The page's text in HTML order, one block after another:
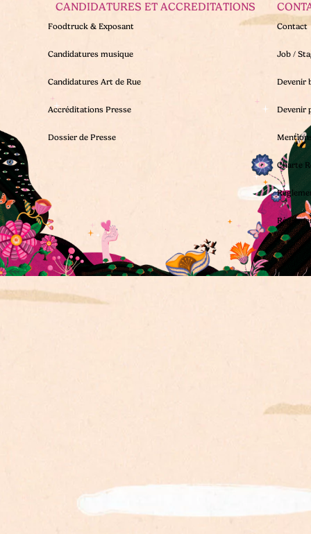
CANDIDATURES ET ACCREDITATIONS
Foodtruck & Exposant
Candidatures musique
Candidatures Art de Rue
Accréditations Presse
Dossier de Presse
Contact
Job /
Devenir
Devenir
Charte